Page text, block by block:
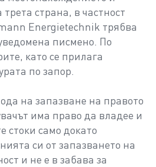
страна, в частност
Energietechnik трябва
писмено. По
като се прилага
по запор.
на запазване на правото
има право да владее и
стоки само докато
си от запазването на
и не е в забава за